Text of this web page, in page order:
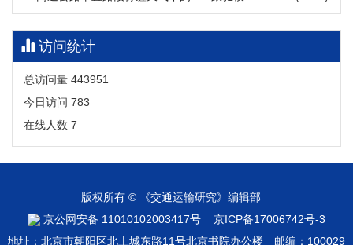
访问统计
总访问量 443951
今日访问 783
在线人数 7
版权所有 © 《交通运输研究》编辑部
京公网安备 11010102003417号
京ICP备17006742号-3
地址：北京市朝阳区北土城东路11号北京书院办公楼 邮编：100029